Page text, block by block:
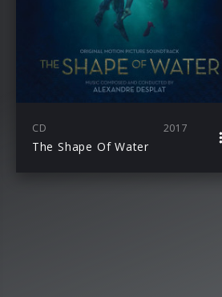
CD 2017
The Shape Of Water